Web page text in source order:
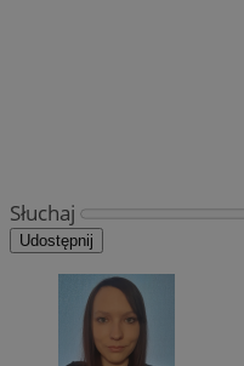
Słuchaj
Udostępnij